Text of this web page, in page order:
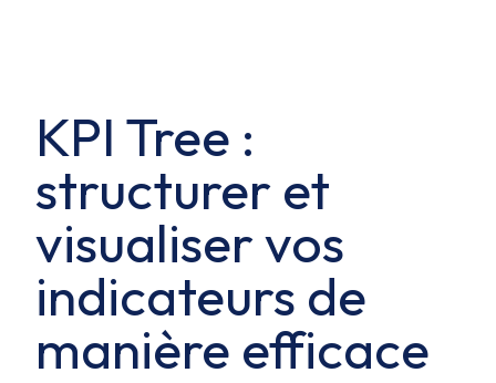
KPI Tree :
structurer et
visualiser vos
indicateurs de
manière efficace